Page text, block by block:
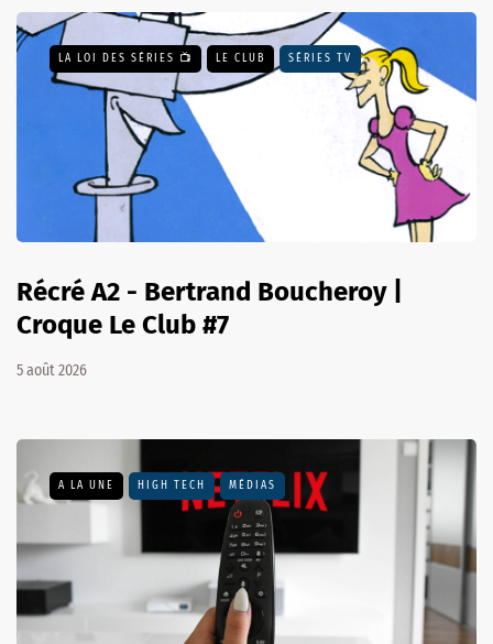
LA LOI DES SÉRIES 📺 LE CLUB SÉRIES TV
Récré A2 - Bertrand Boucheroy |
Croque Le Club #7
5 août 2026
A LA UNE HIGH TECH MÉDIAS